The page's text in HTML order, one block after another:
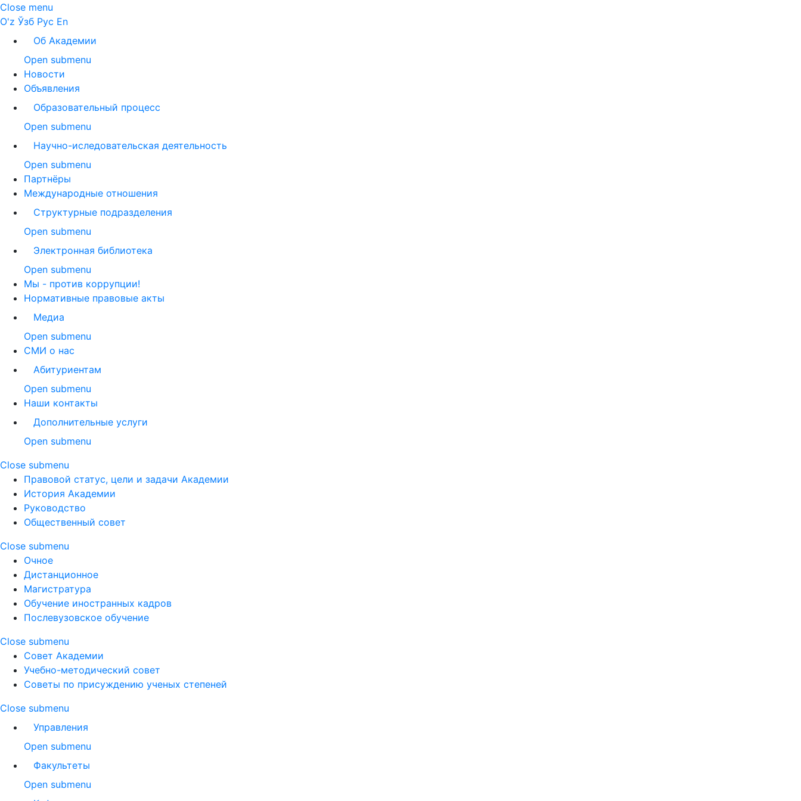
Close menu
O'z Ўзб Рус En
Об Академии
Open submenu
Новости
Объявления
Образовательный процесс
Open submenu
Научно-иследовательская деятельность
Open submenu
Партнёры
Международные отношения
Структурные подразделения
Open submenu
Электронная библиотека
Open submenu
Мы - против коррупции!
Нормативные правовые акты
Медиа
Open submenu
СМИ о нас
Абитуриентам
Open submenu
Наши контакты
Дополнительные услуги
Open submenu
Close submenu
Правовой статус, цели и задачи Академии
История Академии
Руководство
Общественный совет
Close submenu
Очное
Дистанционное
Магистратура
Обучение иностранных кадров
Послевузовское обучение
Close submenu
Совет Академии
Учебно-методический совет
Советы по присуждению ученых степеней
Close submenu
Управления
Open submenu
Факультеты
Open submenu